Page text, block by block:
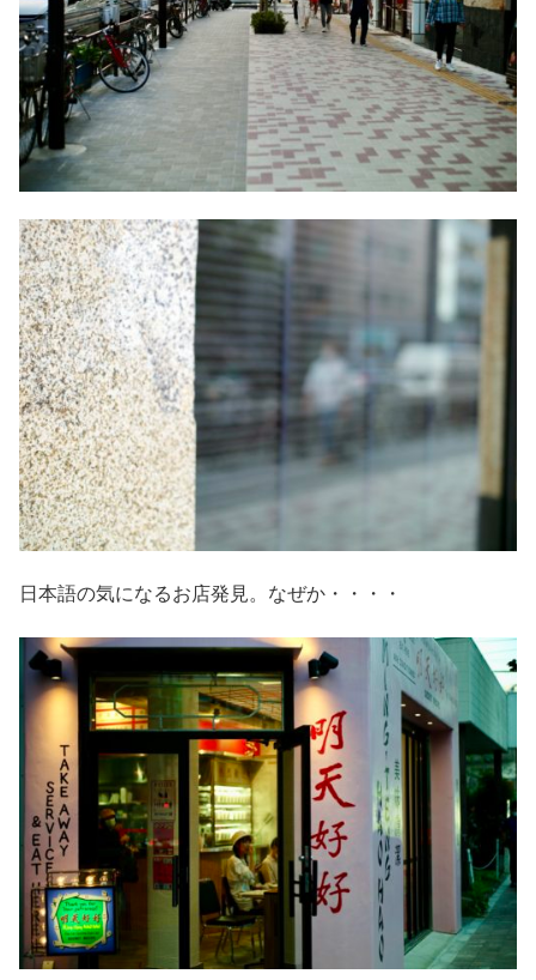
日本語の気になるお店発見。なぜか・・・・